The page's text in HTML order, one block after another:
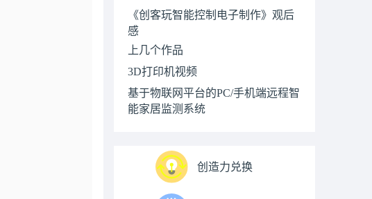
《创客玩智能控制电子制作》观后
感
上几个作品
3D打印机视频
基于物联网平台的PC/手机端远程智
能家居监测系统
创造力兑换